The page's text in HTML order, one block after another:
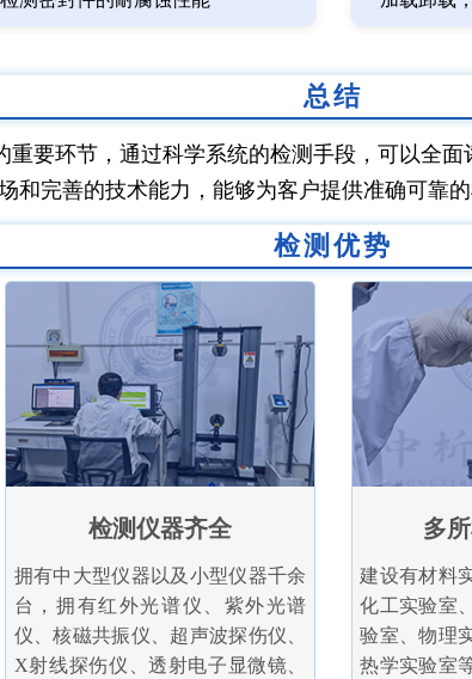
总结
要环节，通过科学系统的检测手段，可以全
和完善的技术能力，能够为客户提供准确可靠
检测优势
检测仪器齐全
拥有中大型仪器以及小型仪器千余
台，拥有红外光谱仪、紫外光谱
仪、核磁共振仪、超声波探伤仪、
X射线探伤仪、透射电子显微镜、
多
建设有材料
化工实验室
验室、物理
热学实验室